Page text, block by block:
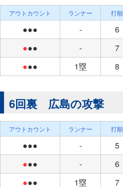
アウトカウント ランナー 打順
●●● - 6
●●● - 7
●●● 1塁 8
6回裏 広島の攻撃
アウトカウント ランナー 打順
●●● - 5
●●● - 6
●●● 1塁 7